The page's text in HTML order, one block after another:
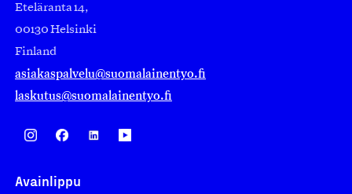
Eteläranta 14,
00130 Helsinki
Finland
asiakaspalvelu@suomalainentyo.fi
laskutus@suomalainentyo.fi
Avainlippu